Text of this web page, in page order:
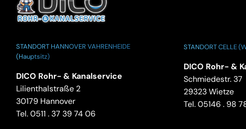
STANDORT HANNOVER VAHRENHEIDE
(Hauptsitz)
DICO Rohr- & Kanalservice
Lilienthalstraße 2
30179 Hannover
Tel.0511 . 37 39 74 06
STANDORT CELLE
DICO Rohr- &
Schmiedestr. 37
29323 Wietze
Tel. 05146 . 98